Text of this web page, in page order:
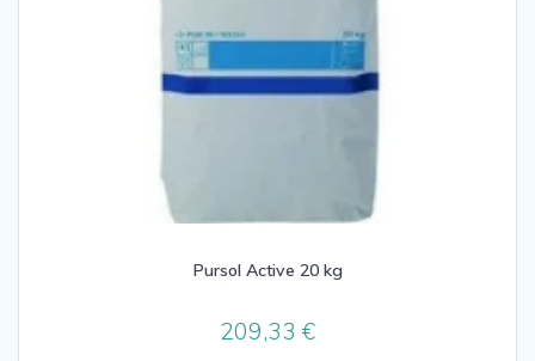
Pursol Active 20 kg
209,33€